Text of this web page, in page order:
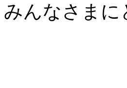
みんなさまに